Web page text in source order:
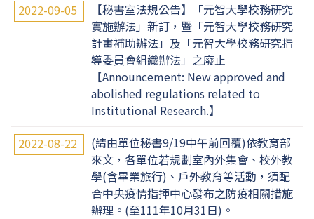
2022-09-05
【秘書室法規公告】「元智大學校務研究
實施辦法」新訂，暨「元智大學校務研究
計畫補助辦法」及「元智大學校務研究指
導委員會組織辦法」之廢止
【Announcement: New approved and
abolished regulations related to
Institutional Research.】
2022-08-22
(請由單位秘書9/19中午前回覆)依教育部
來文，各單位若規劃室內外集會、校外教
學(含畢業旅行)、戶外教育等活動，須配
合中央疫情指揮中心發布之防疫相關措施
辦理。(至111年10月31日)。